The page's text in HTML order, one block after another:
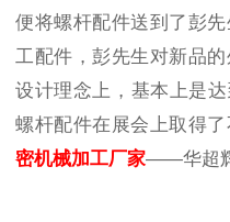
便将螺杆配件送到了彭
工配件，彭先生对新品
设计理念上，基本上是
螺杆配件在展会上取得
密机械加工厂家——华超